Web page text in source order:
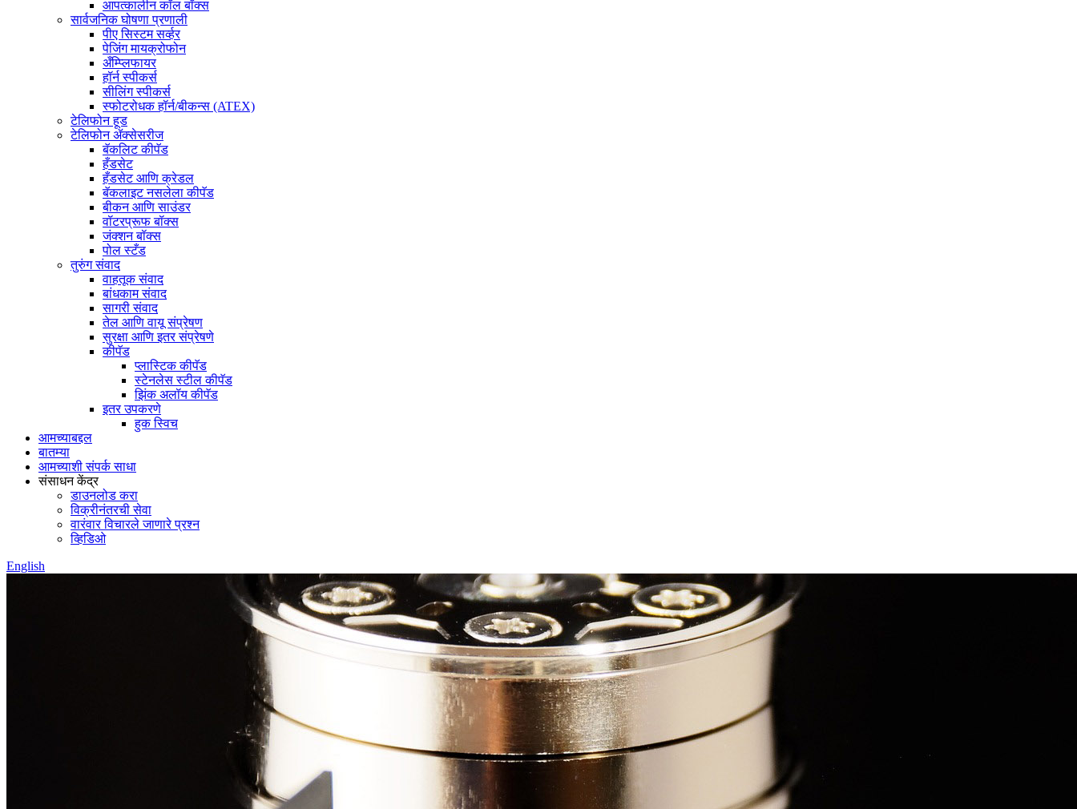
आपत्कालीन कॉल बॉक्स
सार्वजनिक घोषणा प्रणाली
पीए सिस्टम सर्व्हर
पेजिंग मायक्रोफोन
अँम्प्लिफायर
हॉर्न स्पीकर्स
सीलिंग स्पीकर्स
स्फोटरोधक हॉर्न/बीकन्स (ATEX)
टेलिफोन हूड
टेलिफोन ॲक्सेसरीज
बॅकलिट कीपॅड
हँडसेट
हँडसेट आणि क्रेडल
बॅकलाइट नसलेला कीपॅड
बीकन आणि साउंडर
वॉटरप्रूफ बॉक्स
जंक्शन बॉक्स
पोल स्टँड
तुरुंग संवाद
वाहतूक संवाद
बांधकाम संवाद
सागरी संवाद
तेल आणि वायू संप्रेषण
सुरक्षा आणि इतर संप्रेषणे
कीपॅड
प्लास्टिक कीपॅड
स्टेनलेस स्टील कीपॅड
झिंक अलॉय कीपॅड
इतर उपकरणे
हुक स्विच
आमच्याबद्दल
बातम्या
आमच्याशी संपर्क साधा
संसाधन केंद्र
डाउनलोड करा
विक्रीनंतरची सेवा
वारंवार विचारले जाणारे प्रश्न
व्हिडिओ
English